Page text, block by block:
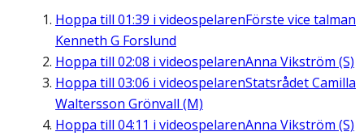
Hoppa till 01:39 i videospelarenFörste vice talman
Kenneth G Forslund
Hoppa till 02:08 i videospelarenAnna Vikström (S)
Hoppa till 03:06 i videospelarenStatsrådet Camilla
Waltersson Grönvall (M)
Hoppa till 04:11 i videospelarenAnna Vikström (S)